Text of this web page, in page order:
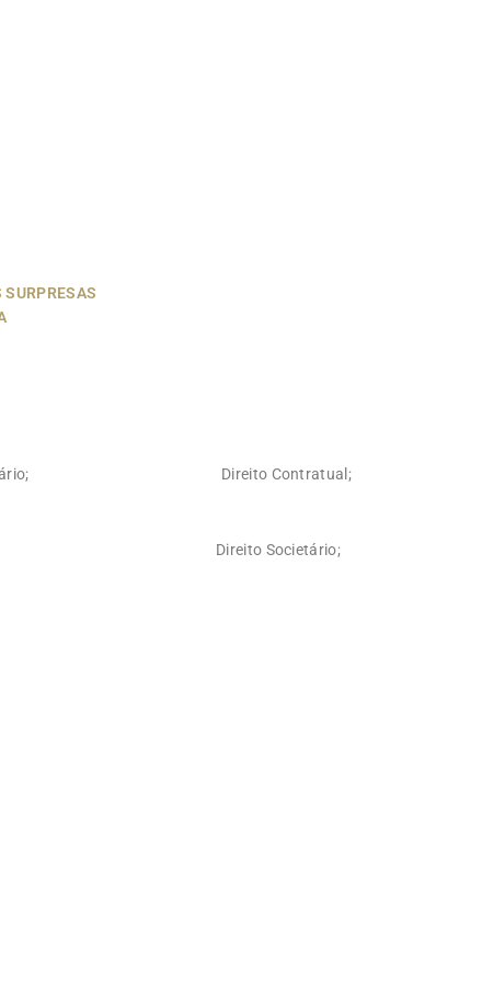
SURPRESAS
Direito Contratual;
Direito Societário;